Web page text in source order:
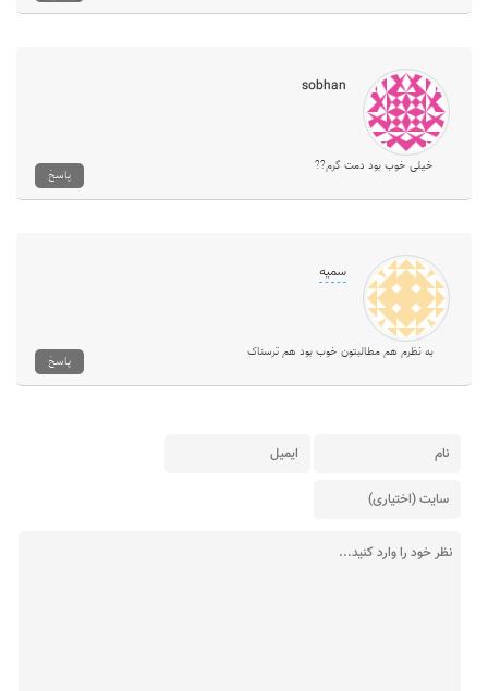
sobhan
خیلی خوب بود دمت گرم??
پاسخ
سمیه
به نظرم هم مطالبتون خوب بود هم ترسناک
پاسخ